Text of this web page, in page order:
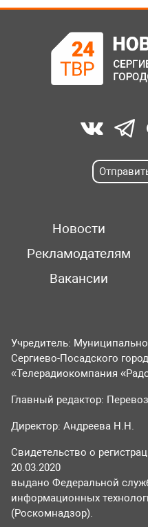
Новости
Рекламодателям
Вакансии
Учредитель:
Сергиево-Посадского
«Телерадиокомпания
Главный редактор:
Директор: Андреева Н.Н.
Свидетельство о
20.03.2020
выдано Федеральной
информационных
(Роскомнадзор).